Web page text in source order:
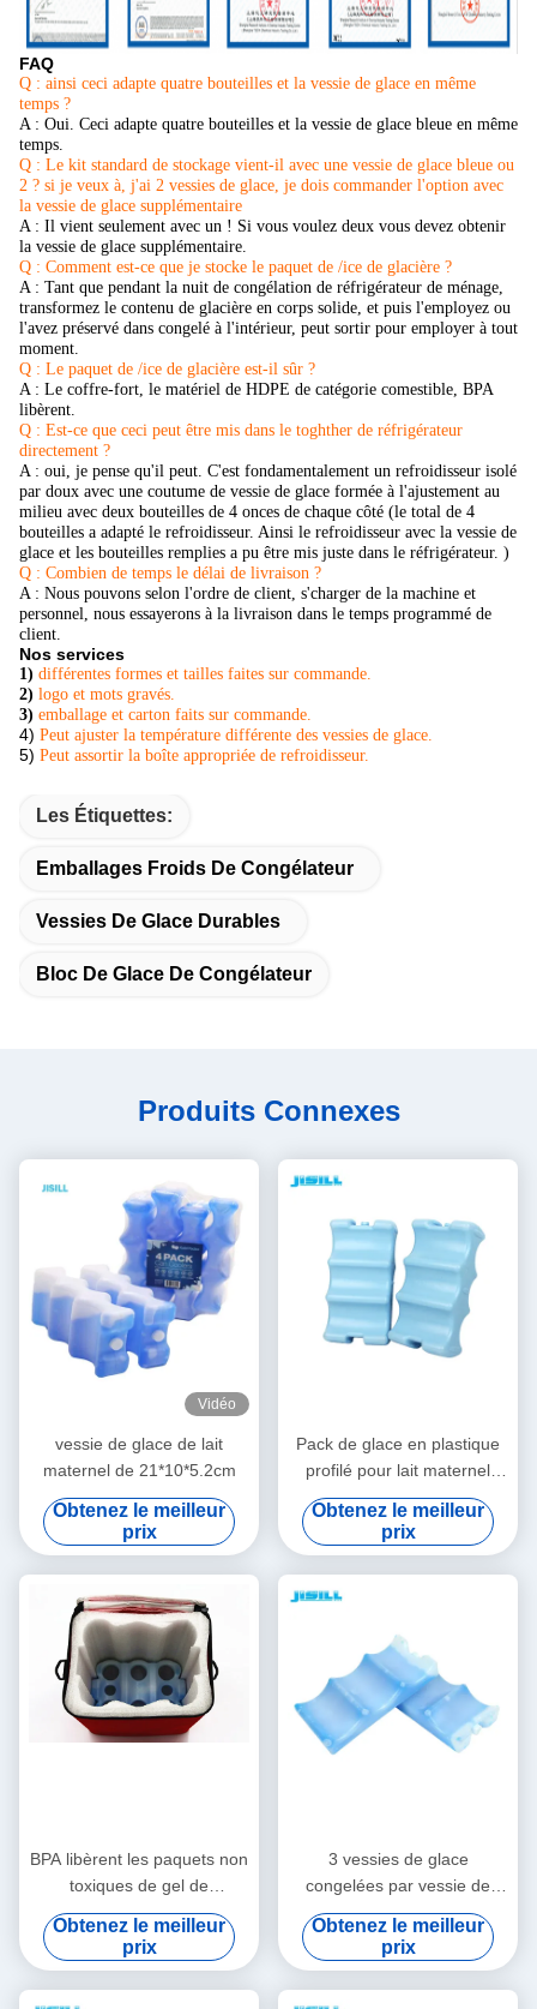
FAQ
Q : ainsi ceci adapte quatre bouteilles et la vessie de glace en même
temps ?
A : Oui. Ceci adapte quatre bouteilles et la vessie de glace bleue en même
temps.
Q : Le kit standard de stockage vient-il avec une vessie de glace bleue ou
2 ? si je veux à, j'ai 2 vessies de glace, je dois commander l'option avec
la vessie de glace supplémentaire
A : Il vient seulement avec un ! Si vous voulez deux vous devez obtenir
la vessie de glace supplémentaire.
Q : Comment est-ce que je stocke le paquet de /ice de glacière ?
A : Tant que pendant la nuit de congélation de réfrigérateur de ménage,
transformez le contenu de glacière en corps solide, et puis l'employez ou
l'avez préservé dans congelé à l'intérieur, peut sortir pour employer à tout
moment.
Q : Le paquet de /ice de glacière est-il sûr ?
A : Le coffre-fort, le matériel de HDPE de catégorie comestible, BPA
libèrent.
Q : Est-ce que ceci peut être mis dans le toghther de réfrigérateur
directement ?
A : oui, je pense qu'il peut. C'est fondamentalement un refroidisseur isolé
par doux avec une coutume de vessie de glace formée à l'ajustement au
milieu avec deux bouteilles de 4 onces de chaque côté (le total de 4
bouteilles a adapté le refroidisseur. Ainsi le refroidisseur avec la vessie de
glace et les bouteilles remplies a pu être mis juste dans le réfrigérateur. )
Q : Combien de temps le délai de livraison ?
A : Nous pouvons selon l'ordre de client, s'charger de la machine et
personnel, nous essayerons à la livraison dans le temps programmé de
client.
Nos services
1) différentes formes et tailles faites sur commande.
2) logo et mots gravés.
3) emballage et carton faits sur commande.
4) Peut ajuster la température différente des vessies de glace.
5) Peut assortir la boîte appropriée de refroidisseur.
Les Étiquettes:
Emballages Froids De Congélateur
Vessies De Glace Durables
Bloc De Glace De Congélateur
Produits Connexes
Vidéo
vessie de glace de lait
maternel de 21*10*5.2cm
Obtenez le meilleur
prix
Pack de glace en plastique
profilé pour lait maternel
approuvé par la FDA pour
bouteille de bière
Obtenez le meilleur
prix
BPA libèrent les paquets non
toxiques de gel de
refroidisseur refroidissant
l'ajustement de gel et les
vessies de glace fraîches
Obtenez le meilleur
prix
3 vessies de glace
congelées par vessie de
glace écologiques de lait
maternel de forme de
vagues pour la nourriture
Obtenez le meilleur
prix